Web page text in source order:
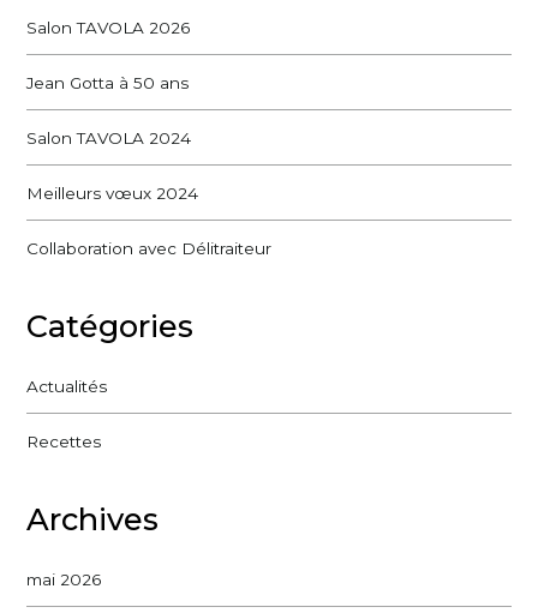
Salon TAVOLA 2026
Jean Gotta à 50 ans
Salon TAVOLA 2024
Meilleurs vœux 2024
Collaboration avec Délitraiteur
Catégories
Actualités
Recettes
Archives
mai 2026